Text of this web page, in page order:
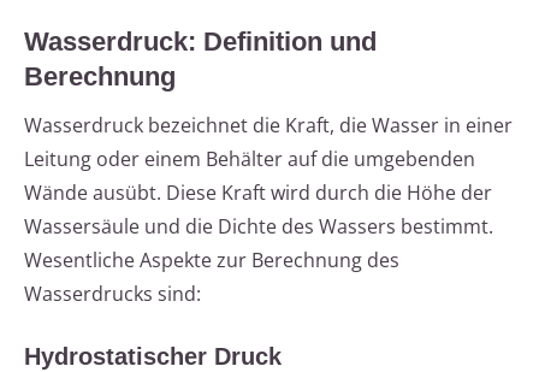
Wasserdruck: Definition und
Berechnung
Wasserdruck bezeichnet die Kraft, die Wasser in einer
Leitung oder einem Behälter auf die umgebenden
Wände ausübt. Diese Kraft wird durch die Höhe der
Wassersäule und die Dichte des Wassers bestimmt.
Wesentliche Aspekte zur Berechnung des
Wasserdrucks sind:
Hydrostatischer Druck